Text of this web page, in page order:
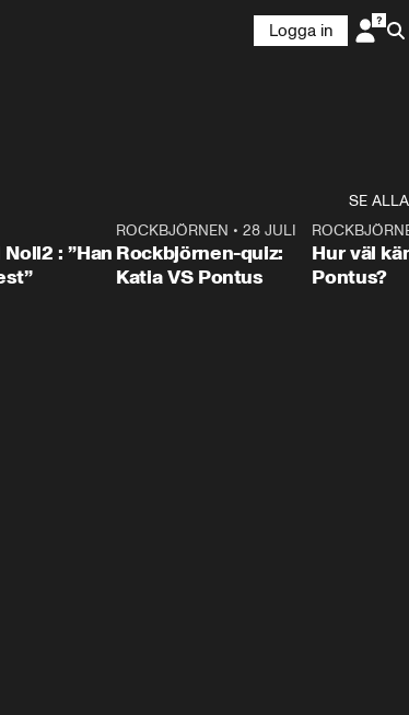
Logga in
SE ALLA
: ”Han
0:15
ROCKBJÖRNEN •28 JULI
Rockbjörnen-quiz:
Katia VS Pontus
Hur väl
Pontus?